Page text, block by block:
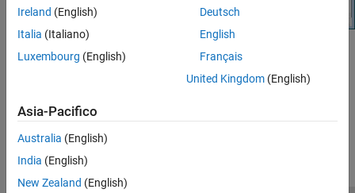
For more information on the accelerator modes in Simulink
Ireland (English)
Italia (Italiano)
Luxembourg (English)
Deutsch
English
Français
United Kingdom(English)
Asia-Pacifico
Australia (English)
India (English)
New Zealand (English)